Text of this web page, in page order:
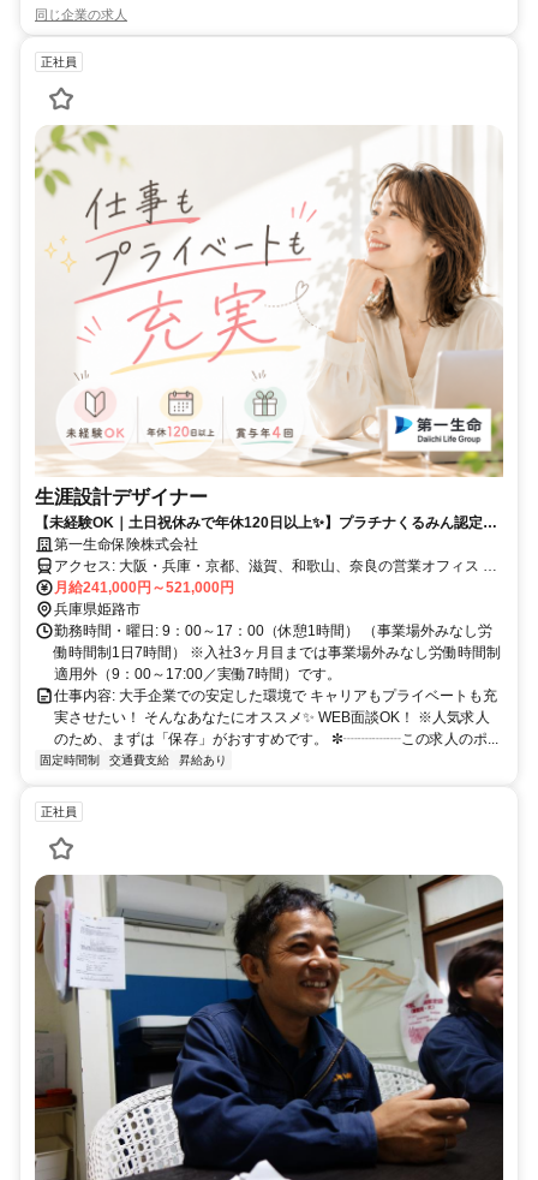
同じ企業の求人
正社員
生涯設計デザイナー
【未経験OK｜土日祝休みで年休120日以上✨】プラチナくるみん認定取
得✨女性が多数活躍中✨
第一生命保険株式会社
アクセス: 大阪・兵庫・京都、滋賀、和歌山、奈良の営業オフィス ※
希望以外での転勤なし <試用期間の勤務地> 入社後6ヶ月は、配属支
社に近いキャリアカレッジで研修を実施します。通勤が難しい場合、
リモート受講も相談可能です。7ヶ月以降は大阪・兵庫・京都、滋
賀、和歌山、奈良に所在する営業オフィスの勤務となります。
✼┈┈┈┈┈┈┈┈┈┈┈┈┈┈┈┈┈┈┈✼
月給241,000円～521,000円
兵庫県姫路市
勤務時間・曜日: 9：00～17：00（休憩1時間） （事業場外みなし労
働時間制1日7時間） ※入社3ヶ月目までは事業場外みなし労働時間制
適用外（9：00～17:00／実働7時間）です。
仕事内容: 大手企業での安定した環境で キャリアもプライベートも充
実させたい！ そんなあなたにオススメ✨ WEB面談OK！ ※人気求人
のため、まずは「保存」がおすすめです。 ✼┈┈┈┈この求人のポ...
固定時間制 交通費支給 昇給あり
正社員